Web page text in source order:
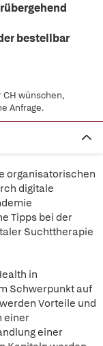
bestellbar
CH wünschen,
Anfrage.
organisatorischen
digitale
Tipps bei der
Suchttherapie
in
Schwerpunkt auf
Vorteile und
einer
einer